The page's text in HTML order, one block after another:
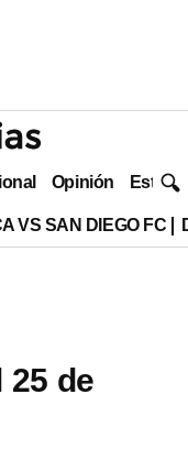
Opinión Estilo
VS SAN DIEGO FC
25 de